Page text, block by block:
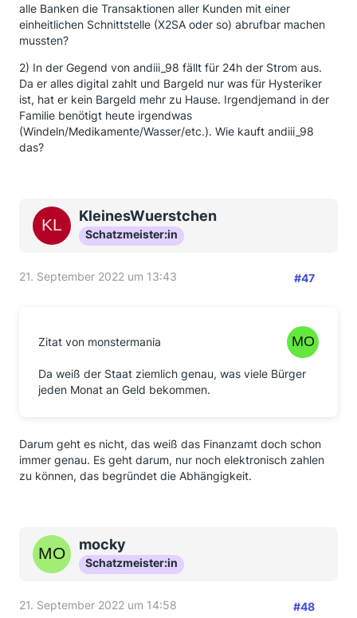
alle Banken die Transaktionen aller Kunden mit einer
einheitlichen Schnittstelle (X2SA oder so) abrufbar machen
mussten?
2) In der Gegend von andiii_98 fällt für 24h der Strom aus.
Da er alles digital zahlt und Bargeld nur was für Hysteriker
ist, hat er kein Bargeld mehr zu Hause. Irgendjemand in der
Familie benötigt heute irgendwas
(Windeln/Medikamente/Wasser/etc.). Wie kauft andiii_98
das?
KleinesWuerstchen
Schatzmeister:in
21. September 2022 um 13:43 #47
Zitat von monstermania
Da weiß der Staat ziemlich genau, was viele Bürger
jeden Monat an Geld bekommen.
Darum geht es nicht, das weiß das Finanzamt doch schon
immer genau. Es geht darum, nur noch elektronisch zahlen
zu können, das begründet die Abhängigkeit.
mocky
Schatzmeister:in
21. September 2022 um 14:58 #48